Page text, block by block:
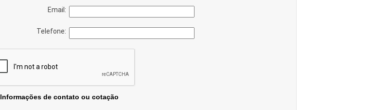
Email:
Telefone:
Informações de contato ou cotação